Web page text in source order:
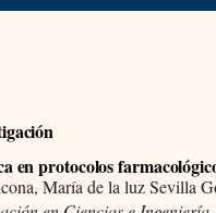
en protocolos
María de la luz Sevilla